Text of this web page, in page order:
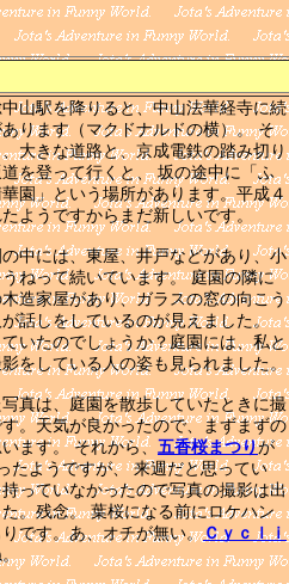
山駅を降りると、中山法華経寺に続
ります（マクドナルドの横）。 そ
大きな道路と、京成電鉄の踏み切り
を登って行くと、 坂の途中に「ふ
園」という場所があります。平成４
ようですからまだ新しいです。
中には、東屋、井戸などがあり、小
ねって続いています。 庭園の隣に
造家屋があり、ガラスの窓の向こう
話しをしているのが見えました。
いたのでしょうか？庭園には、私と
をしている人の姿も見られました。
真は、庭園を散歩していたときに撮
。天気が良かったので、まずまずの
ます。 それから、 五香桜まつりが
たようですが、 来週だと思ってい
っていなかったので写真の撮影は出
。残念。 葉桜になる前にロケハン
です。あ、オチが無い。Ｃｙｃｌｉ